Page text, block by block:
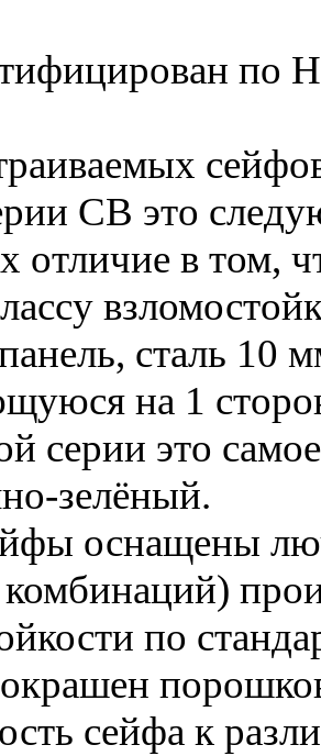
по
СВ это
отличие в том,
сталь 10
на 1
серии это
зелёный.
оснащены
по
сейфа к